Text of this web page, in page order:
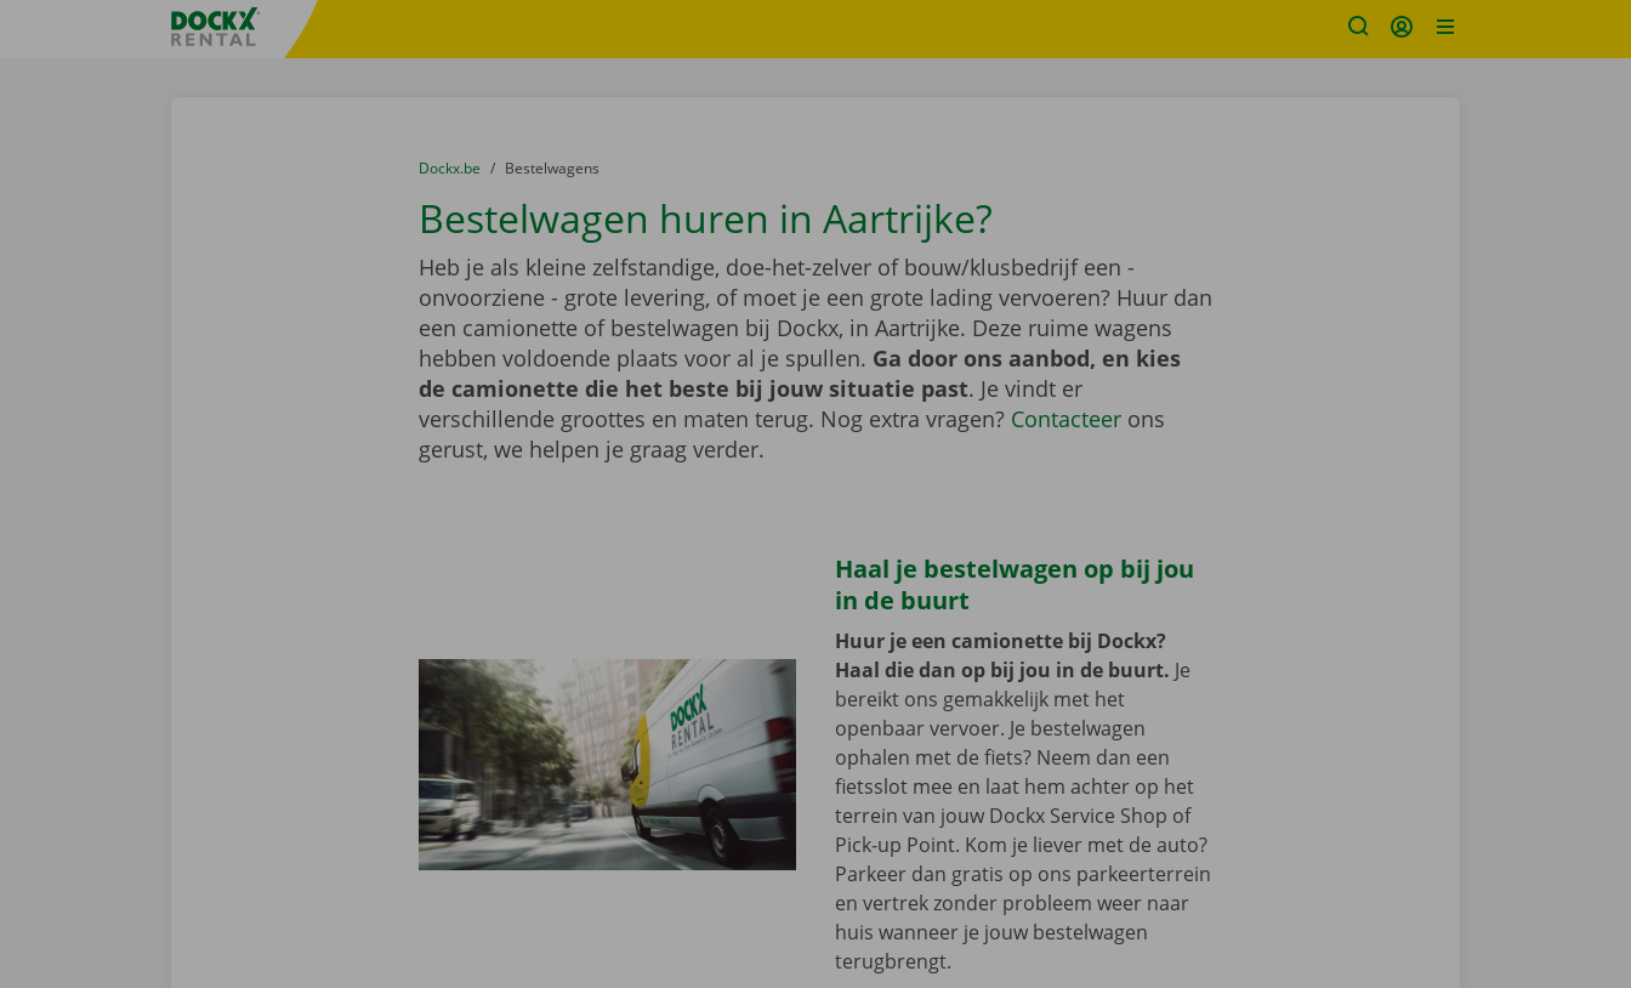
Taalselectie overslaanFratello DEMO
U bevindt zich hier:
van
Dockx.be naar
Bestelwagens
Bestelwagen huren in Aartrijke?
Heb je als kleine zelfstandige, doe-het-zelver of bouw/klusbedrijf een -
onvoorziene - grote levering, of moet je een grote lading vervoeren? Huur dan
een camionette of bestelwagen bij Dockx, in Aartrijke. Deze ruime wagens
hebben voldoende plaats voor al je spullen. Ga door ons aanbod, en kies
de camionette die het beste bij jouw situatie past. Je vindt er
verschillende groottes en maten terug. Nog extra vragen? Contacteerons
gerust, we helpen je graag verder.
Haal je bestelwagen op bij jou
in de buurt
Huur je een camionette bij Dockx?
Haal die dan op bij jou in de buurt. Je
bereikt ons gemakkelijk met het
openbaar vervoer. Je bestelwagen
ophalen met de fiets? Neem dan een
fietsslot mee en laat hem achter op het
terrein van jouw Dockx Service Shop of
Pick-up Point. Kom je liever met de auto?
Parkeer dan gratis op ons parkeerterrein
en vertrek zonder probleem weer naar
huis wanneer je jouw bestelwagen
terugbrengt.